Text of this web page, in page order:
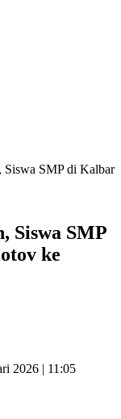
Siswa SMP di Kalbar
Siswa SMP
ke
2026 | 11:05